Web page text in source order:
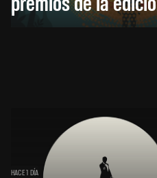
HACE 1 DÍA